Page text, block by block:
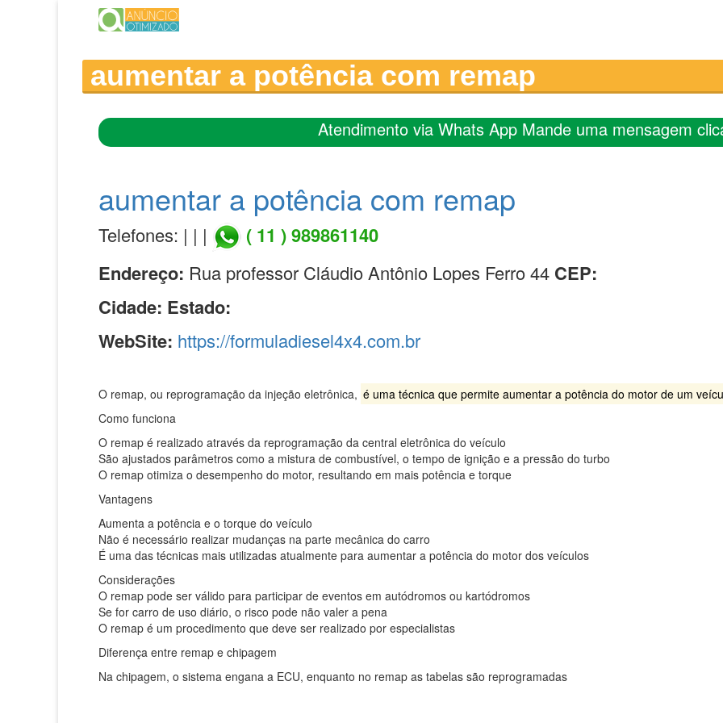
aumentar a potência com remap
Atendimento via Whats App Mande uma mensagem
aumentar a potência com remap
Telefones: | | |
( 11 ) 989861140
Endereço: Rua professor Cláudio Antônio Lopes Ferro 44 CEP:
Cidade: Estado:
WebSite: https://formuladiesel4x4.com.br
O remap, ou reprogramação da injeção eletrônica, é uma técnica que permite aumentar a potência do motor de um
Como funciona
O remap é realizado através da reprogramação da central eletrônica do veículo
São ajustados parâmetros como a mistura de combustível, o tempo de ignição e a pressão do turbo
O remap otimiza o desempenho do motor, resultando em mais potência e torque
Vantagens
Aumenta a potência e o torque do veículo
Não é necessário realizar mudanças na parte mecânica do carro
É uma das técnicas mais utilizadas atualmente para aumentar a potência do motor dos veículos
Considerações
O remap pode ser válido para participar de eventos em autódromos ou kartódromos
Se for carro de uso diário, o risco pode não valer a pena
O remap é um procedimento que deve ser realizado por especialistas
Diferença entre remap e chipagem
Na chipagem, o sistema engana a ECU, enquanto no remap as tabelas são reprogramadas